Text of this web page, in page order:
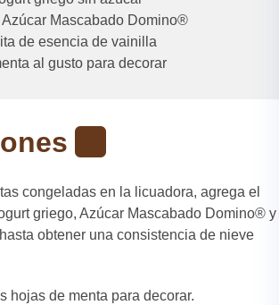
Azúcar Mascabado Domino®️
de esencia de vainilla
al gusto para decorar
congeladas en la licuadora, agrega el
griego, Azúcar Mascabado Domino®️ y
obtener una consistencia de nieve
hojas de menta para decorar.